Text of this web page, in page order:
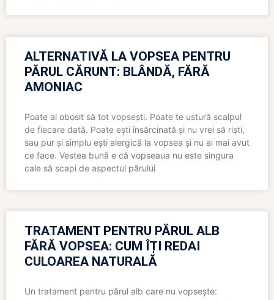
ALTERNATIVĂ LA VOPSEA PENTRU
PĂRUL CĂRUNT: BLÂNDĂ, FĂRĂ
AMONIAC
Poate ai obosit să tot vopsești. Poate te ustură scalpul
de fiecare dată. Poate ești însărcinată și nu vrei să riști,
sau pur și simplu ești alergică la vopsea și nu ai mai avut
ce face. Vestea bună e că vopseaua nu este singura
cale să scapi de aspectul părului
TRATAMENT PENTRU PĂRUL ALB
FĂRĂ VOPSEA: CUM ÎȚI REDAI
CULOAREA NATURALĂ
Un tratament pentru părul alb care nu vopsește: